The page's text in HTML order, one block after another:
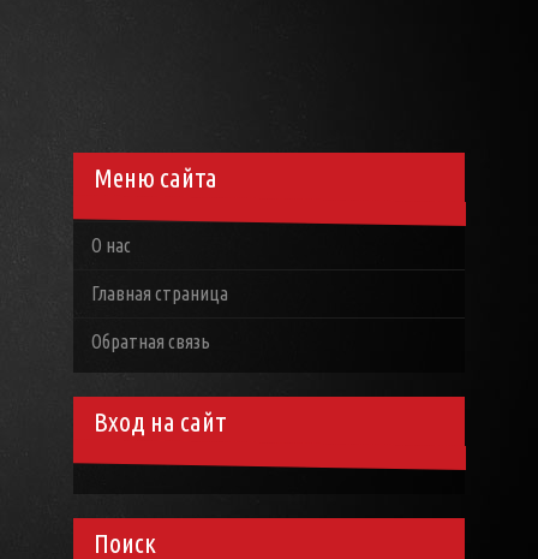
Меню сайта
О нас
Главная страница
Обратная связь
Вход на сайт
Поиск